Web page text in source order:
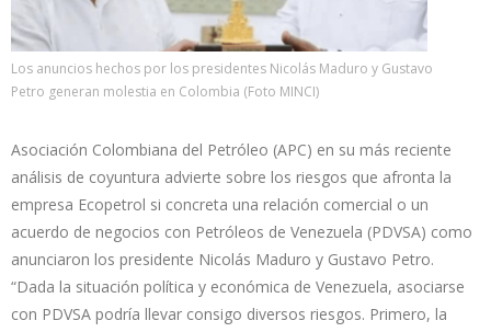
Los anuncios hechos por los presidentes Nicolás Maduro y Gustavo
Petro generan molestia en Colombia (Foto MINCI)
Asociación Colombiana del Petróleo (APC) en su más reciente
análisis de coyuntura advierte sobre los riesgos que afronta la
empresa Ecopetrol si concreta una relación comercial o un
acuerdo de negocios con Petróleos de Venezuela (PDVSA) como
anunciaron los presidente Nicolás Maduro y Gustavo Petro.
“Dada la situación política y económica de Venezuela, asociarse
con PDVSA podría llevar consigo diversos riesgos. Primero, la